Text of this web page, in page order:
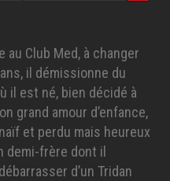
au Club Med, à changer
il démissionne du
il est né, bien décidé à
grand amour d’enfance,
et perdu mais heureux
demi-frère dont il
d’un Tridan